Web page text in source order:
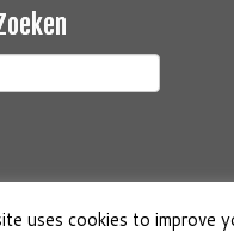
·©
uses cookies to improve